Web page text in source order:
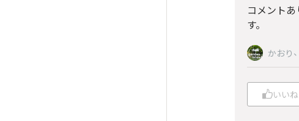
コメント
す。
かおり 、
いいね